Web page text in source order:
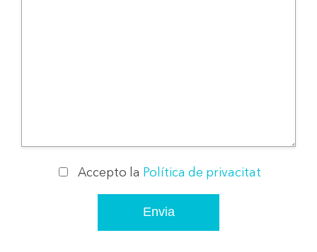
Accepto la Política de privacitat